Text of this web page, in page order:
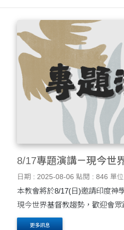
8/17專題演講－現今世
日期 : 2025-08-06 點閱 : 846 單
本教會將於8/17(日)邀請印度神
現今世界基督教趨勢，歡迎會眾
更多訊息